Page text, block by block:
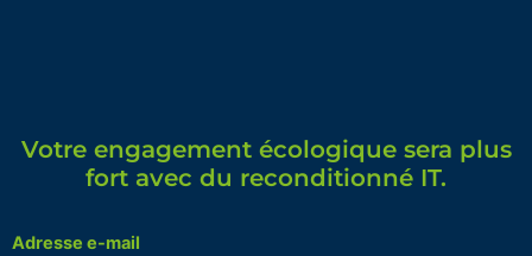
Votre engagement écologique sera plus
fort avec du reconditionné IT.
Adresse e-mail